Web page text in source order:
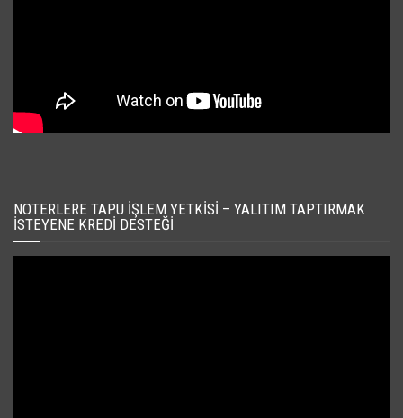
NOTERLERE TAPU İŞLEM YETKISI – YALITIM TAPTIRMAK
İSTEYENE KREDI DESTEĞI